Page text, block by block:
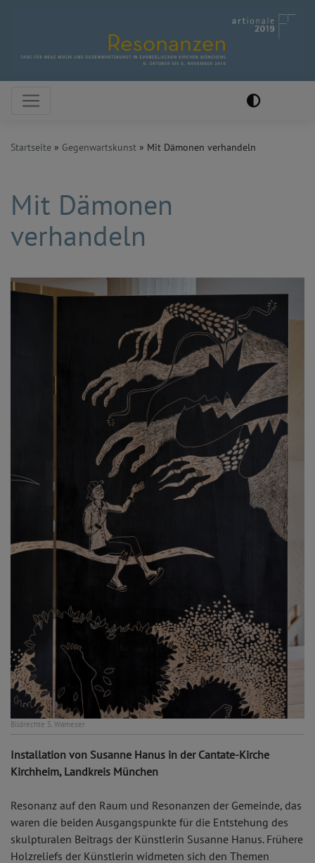
Hauptnavigation
Startseite Gegenwartskunst Mit Dämonen verhandeln
Mit Dämonen
verhandeln
Bildrechte S. Wameser
Installation von Susanne Hanus in der Cantate-Kirche
Kirchheim, Landkreis München
Resonanz auf den Raum und Resonanzen der Gemeinde, das
waren die beiden Ausgangspunkte für die Entstehung des
skulpturalen Beitrags der Künstlerin Susanne Hanus. Frühere
Holzreliefs der Künstlerin widmeten sich den Themen